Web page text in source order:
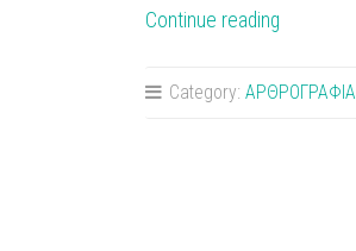
Continue reading
ΑΤΟΜΑ
Category: ΑΡΘΡΟΓΡΑΦΙΑ